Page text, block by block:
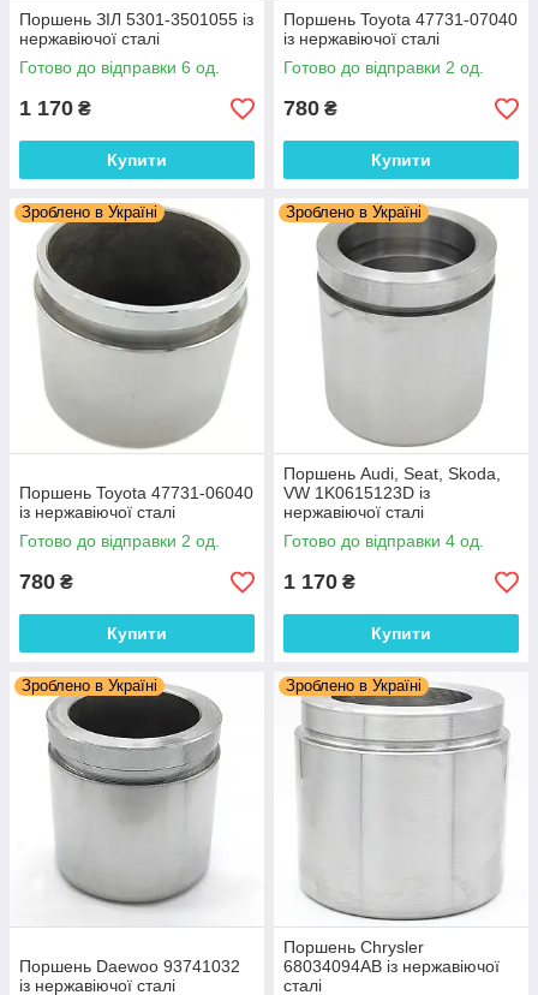
Поршень ЗІЛ 5301-3501055 із
нержавіючої сталі
Готово до відправки 6 од.
1 170 ₴
Купити
Поршень Toyota 47731-07040
із нержавіючої сталі
Готово до відправки 2 од.
780 ₴
Купити
Зроблено в Україні
Поршень Toyota 47731-06040
із нержавіючої сталі
Готово до відправки 2 од.
780 ₴
Купити
Зроблено в Україні
Поршень Audi, Seat, Skoda,
VW 1K0615123D із
нержавіючої сталі
Готово до відправки 4 од.
1 170 ₴
Купити
Зроблено в Україні
Поршень Daewoo 93741032
із нержавіючої сталі
Зроблено в Україні
Поршень Chrysler
68034094AB із нержавіючої
сталі